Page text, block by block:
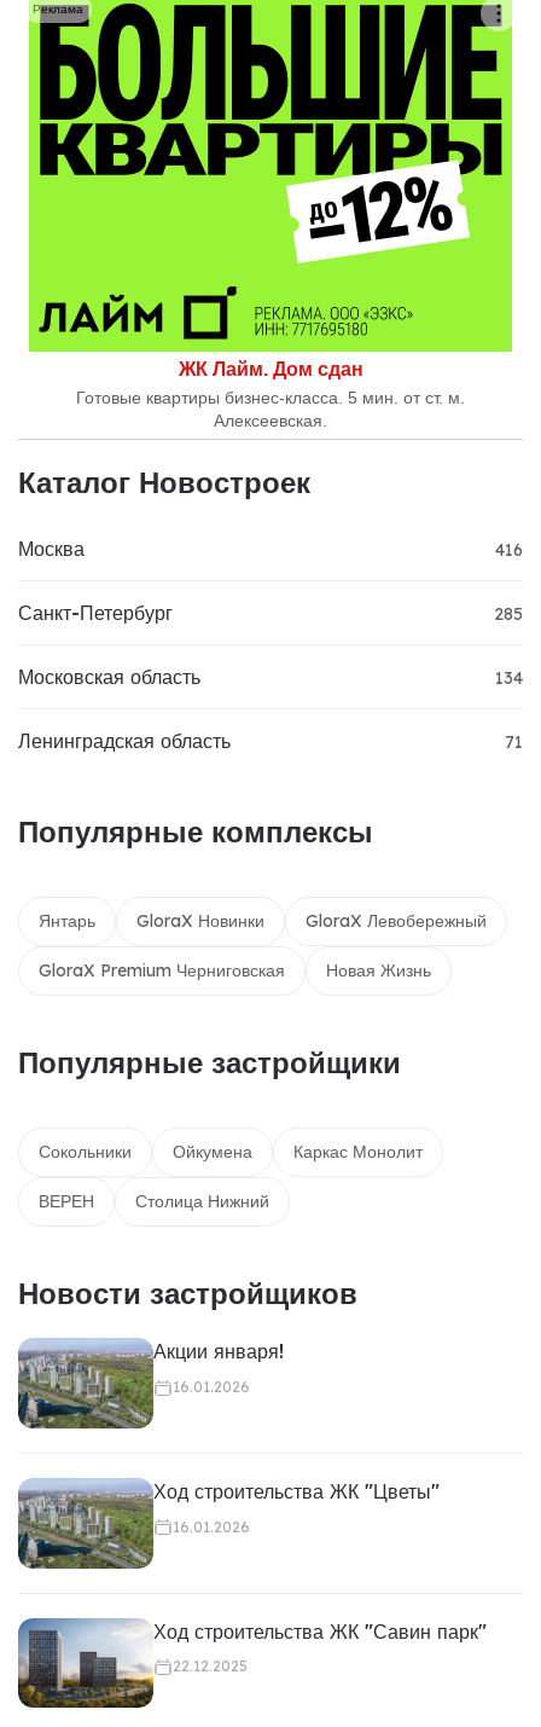
ЖК Лайм. Дом сдан
Готовые квартиры бизнес-класса. 5 мин. от ст. м.
Алексеевская.
Реклама
Каталог Новостроек
Москва 416
Санкт-Петербург 285
Московская область 134
Ленинградская область 71
Популярные комплексы
Янтарь GloraX Новинки GloraX Левобережный
GloraX Premium Черниговская Новая Жизнь
Популярные застройщики
Сокольники Ойкумена Каркас Монолит
ВЕРЕН Столица Нижний
Новости застройщиков
Акции января!
16.01.2026
Ход строительства ЖК "Цветы"
16.01.2026
Ход строительства ЖК "Савин парк"
22.12.2025